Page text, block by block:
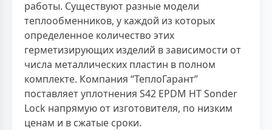
работы. Существуют разные модели
теплообменников, у каждой из которых
определенное количество этих
герметизирующих изделий в зависимости от
числа металлических пластин в полном
комплекте. Компания “ТеплоГарант”
поставляет уплотнения S42 EPDM HT Sonder
Lock напрямую от изготовителя, по низким
ценам и в сжатые сроки.